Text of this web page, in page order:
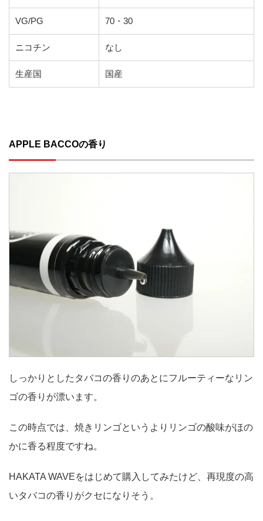
VG/PG 70・30
ニコチン なし
生産国 国産
APPLE BACCOの香り
しっかりとしたタバコの香りのあとにフルーティーなリン
ゴの香りが漂います。
この時点では、焼きリンゴというよりリンゴの酸味がほの
かに香る程度ですね。
HAKATA WAVEをはじめて購入してみたけど、再現度の高
いタバコの香りがクセになりそう。